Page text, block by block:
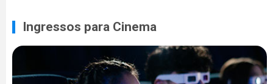
Ingressos para Cinema